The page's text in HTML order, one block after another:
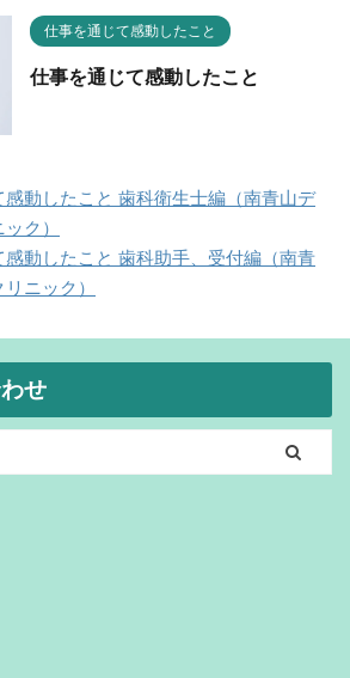
仕事を通じて感動したこと
仕事を通じて感動したこと
動したこと 歯科衛生士編（南青山デ
ク）
動したこと 歯科助手、受付編（南青
ニック）
せ